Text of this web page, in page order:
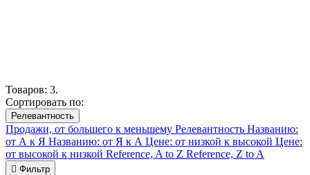
Товаров: 3.
Сортировать по:
Релевантность
Продажи, от большего к меньшему Релевантность Названию:
от А к Я Названию: от Я к А Цене: от низкой к высокой Цене:
от высокой к низкой Reference, A to Z Reference, Z to A
 Фильтр